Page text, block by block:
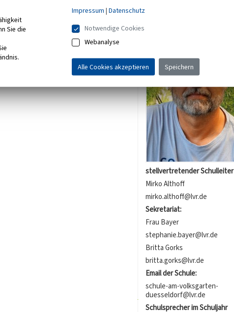
stellvertretender Schulleiter
Mirko Althoff
mirko.althoff@lvr.de
Sekretariat:
Frau Bayer
stephanie.bayer@lvr.de
Britta Gorks
britta.gorks@lvr.de
Email der Schule:
schule-am-volksgarten-
duesseldorf@lvr.de
Schulsprecher im Schuljahr
Sie die
Impressum | Datenschutz
Notwendige Cookies
Webanalyse
Alle Cookies akzeptieren Speichern